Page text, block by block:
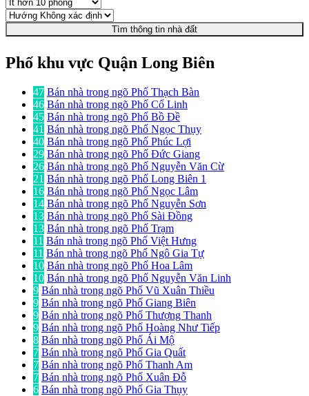
Tìm thông tin nhà đất
Phố khu vực Quận Long Biên
47 Bán nhà trong ngõ Phố Thạch Bàn
46 Bán nhà trong ngõ Phố Cổ Linh
45 Bán nhà trong ngõ Phố Bồ Đề
41 Bán nhà trong ngõ Phố Ngọc Thụy
40 Bán nhà trong ngõ Phố Phúc Lợi
29 Bán nhà trong ngõ Phố Đức Giang
26 Bán nhà trong ngõ Phố Nguyễn Văn Cừ
21 Bán nhà trong ngõ Phố Long Biên 1
16 Bán nhà trong ngõ Phố Ngọc Lâm
14 Bán nhà trong ngõ Phố Nguyễn Sơn
13 Bán nhà trong ngõ Phố Sài Đồng
13 Bán nhà trong ngõ Phố Trạm
11 Bán nhà trong ngõ Phố Việt Hưng
11 Bán nhà trong ngõ Phố Ngô Gia Tự
10 Bán nhà trong ngõ Phố Hoa Lâm
10 Bán nhà trong ngõ Phố Nguyễn Văn Linh
9 Bán nhà trong ngõ Phố Vũ Xuân Thiều
9 Bán nhà trong ngõ Phố Giang Biên
9 Bán nhà trong ngõ Phố Thượng Thanh
9 Bán nhà trong ngõ Phố Hoàng Như Tiếp
8 Bán nhà trong ngõ Phố Ái Mộ
7 Bán nhà trong ngõ Phố Gia Quất
7 Bán nhà trong ngõ Phố Thanh Am
7 Bán nhà trong ngõ Phố Xuân Đỗ
6 Bán nhà trong ngõ Phố Gia Thụy